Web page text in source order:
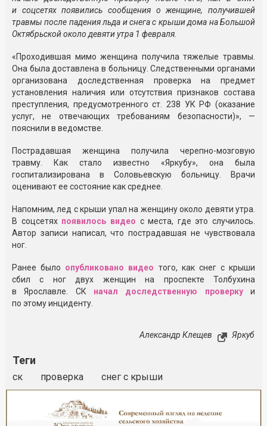
и соцсетях появились сообщения о женщине, получившей
травмы после падения льда и снега с крыши дома на Большой
Октябрьской около девяти утра 1 февраля.
«Проходившая мимо женщина получила тяжелые травмы.
Она была доставлена в больницу. Следственными органами
организована доследственная проверка на предмет
установления наличия или отсутствия признаков состава
преступления, предусмотренного ст. 238 УК РФ (оказание
услуг, не отвечающих требованиям безопасности)», —
пояснили в ведомстве.
Пострадавшая женщина получила черепно-мозговую
травму. Как стало известно «Яркубу», она была
госпитализирована в Соловьевскую больницу. Врачи
оценивают ее состояние как среднее.
Напомним, лед с крыши упал на женщину около девяти утра.
В соцсетях появилось видео с места, где это случилось.
Автор записи написал, что пострадавшая не чувствовала
ног.
Ранее было опубликовано видео того, как снег с крыши
сбил с ног двух женщин на проспекте Толбухина
в Ярославле. СК начал доследственную проверкуи
по этому инциденту.
Александр Клещев Яркуб
Теги
ск проверка снег с крыши